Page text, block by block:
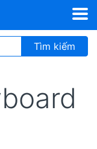
Tìm kiếm